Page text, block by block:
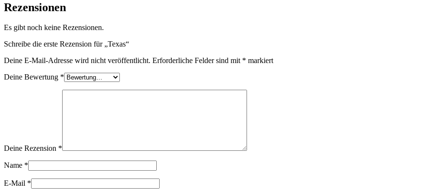
Rezensionen
Es gibt noch keine Rezensionen.
Schreibe die erste Rezension für „Texas“
Deine E-Mail-Adresse wird nicht veröffentlicht. Erforderliche Felder sind mit * markiert
Deine Bewertung *
Deine Rezension *
Name *
E-Mail *